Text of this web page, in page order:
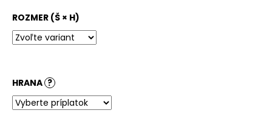
ROZMER (Š × H)
HRANA ?
STOLOVÝCH
DOSIEK
A
POLÍC